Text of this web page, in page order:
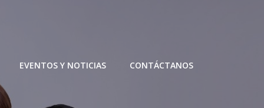
EVENTOS Y NOTICIAS CONTÁCTANOS